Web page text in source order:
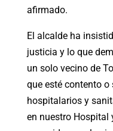
afirmado.
El alcalde ha
justicia y lo que
un solo vecino de
que esté contento
hospitalarios y
en nuestro Hospital